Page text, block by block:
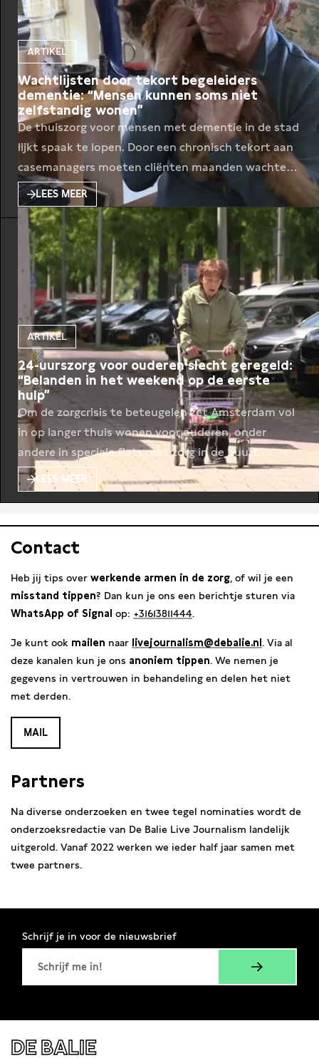
ARTIKEL
Wachtlijsten door tekort begeleiders
dementie: “Mensen kunnen soms niet
zelfstandig wonen”
De thuiszorg voor mensen met dementie in de stad
lijkt spaak te lopen. Door een chronisch tekort aan
casemanagers moeten cliënten maanden wachten
op zorg. Casemanagers begeleiden mensen bij wie
dementie is geconstateerd, ze komen bij hen thuis
voor begeleiding en steun. Het is inmiddels twee
jaar geleden dat Johan Flaton uit Buitenveldert te
horen
LEES MEER
ARTIKEL
24-uurszorg voor ouderen slecht geregeld:
“Belanden in het weekend op de eerste
hulp”
Om de zorgcrisis te beteugelen zet Amsterdam vol
in op langer thuis wonen voor ouderen, onder
andere in speciale flats met zorg in de buurt.
Tijdens kantooruren gaat dat goed, maar in de
avonden, nachten en weekenden is de zorg nog
LEES MEER
Contact
Heb jij tips over werkende armen in de zorg , of wil je een
misstand tippen? Dan kun je ons een berichtje sturen via
WhatsApp of Signal op: +31613811444.
Je kunt ook mailen naar livejournalism@debalie.nl . Via al
deze kanalen kun je ons anoniem tippen. We nemen je
gegevens in vertrouwen in behandeling en delen het niet
met derden.
MAIL
Partners
Na diverse onderzoeken en twee tegel nominaties wordt de
onderzoeksredactie van De Balie Live Journalism landelijk
uitgerold. Vanaf 2022 werken we ieder half jaar samen met
twee partners.
Schrijf je in voor de nieuwsbrief
DE BALIE